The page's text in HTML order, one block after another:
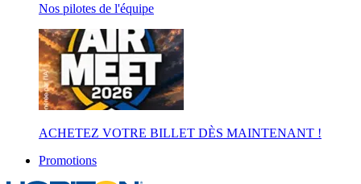
Nos pilotes de l'équipe
ACHETEZ VOTRE BILLET DÈS MAINTENANT !
Promotions